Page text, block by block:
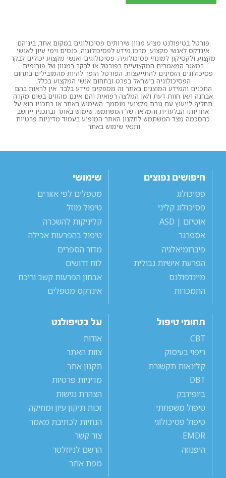
פורטל בטיפולנט מציע מגוון שירותים פסיכולוגים במקום אחד, ביניהם
אינדקס לאנשי מקצוע, מרכז מידע לפסיכולוגיה, כנסים וימי עיון לאנשי
מקצוע ולקסיקון למונחי פסיכולוגיה. פסיכולוגים ואנשי מקצוע יכולים לבקר
במאגר המאמרים המקצועיים בפורטל או לבקר במגוון של פורומים
פסיכולוגים הזמינים להתייעצות. הפורטל הופך להיות מהמובילים בתחום
הפסיכולוגיה בישראל בפרט ובתחום אנשי המקצוע בכלל.
התכנים והמידע המוצגים באתר זה מספקים מידע בלבד. אין לראות בהם
אבחנה ו/או חוות דעת ו/או המלצה רפואית והם אינם מהווים בשום מקרה
תחליף לייעוץ עם גורם מקצועי מוסמך. השימוש באתר או בתכניו הוא על
אחריותו הבלעדית והמלאה של המשתמש. שימוש באתר ובתכניו ייחשב
כהסכמה מצד המשתמש לתקנון האתר המופיע בעמוד מדיניות פרטיות
ותנאי שימוש באתר.
חיפושים נפוצים
פסיכולוג
פסיכולוג קליני
אוטיזם | ASD
אספרגר
פיברומיאלגיה
הפרעת אישיות גבולית
מיינדפולנס
התמכרות
שימושי
מטפלים לפי אזורים
טיפול מוזל
קליניקות להשכרה
טיפול בהפרעות אכילה
מדור הספרים
לוח דרושים
אבחון הפרעות קשב וריכוז
אינדקס מטפלים
תחומי טיפול
CBT
ריפוי בעיסוק
קלינאות תקשורת
DBT
ביופידבק
טיפול משפחתי
טיפול פסיכולוגי
EMDR
היפנוזה
על בטיפולנט
אודות
צוות האתר
תקנון אתר
מדיניות פרטיות
הצהרת נגישות
זכות תיקון עיון ומחיקה
הנחיות לכתיבת מאמר
צור קשר
הרשם לניוזלטר
מפת אתר